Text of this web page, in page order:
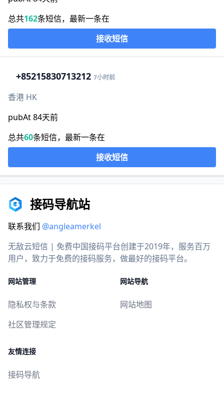
总共162条短信，最新一条在
接收短信
+85215830713212 7小时前
香港 HK
pubAt 84天前
总共60条短信，最新一条在
接收短信
接码导航站
联系我们 @angleamerkel
无敌云短信 | 免费中国接码平台创建于2019年，服务百万
用户，致力于免费的接码服务，做最好的接码平台。
网站管理
隐私权与条款
社区管理规定
网站导航
网站地图
友情连接
接码导航